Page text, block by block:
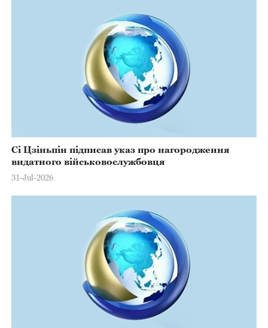
Сі Цзіньпін підписав указ про нагородження
видатного військовослужбовця
31-Jul-2026